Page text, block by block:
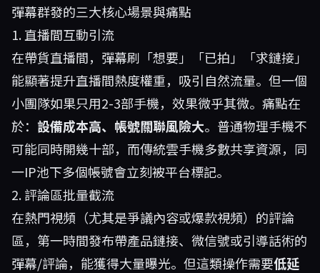
彈幕群發的三大核心場景與痛點
1. 直播間互動引流
在帶貨直播間，彈幕刷「想要」「已拍」「求鏈接」
能顯著提升直播間熱度權重，吸引自然流量。但一個
小團隊如果只用2-3部手機，效果微乎其微。痛點在
於： 設備成本高、帳號關聯風險大。普通物理手機不
可能同時開幾十部，而傳統雲手機多數共享資源，同
一IP池下多個帳號會立刻被平台標記。
2. 評論區批量截流
在熱門視頻（尤其是爭議內容或爆款視頻）的評論
區，第一時間發布帶產品鏈接、微信號或引導話術的
彈幕/評論，能獲得大量曝光。但這類操作需要低延